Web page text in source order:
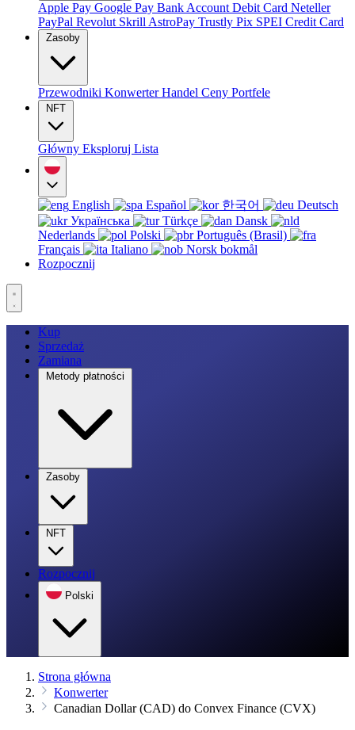
Apple Pay Google Pay Bank Account Debit Card Neteller
PayPal Revolut Skrill AstroPay Trustly Pix SPEI Credit Card
Zasoby
Przewodniki KonwerterHandel Ceny Portfele
NFT
Główny Eksploruj Lista
English Español 한국어
Deutsch
Українська
Türkçe
Dansk
Nederlands
Polski
Português (Brasil)
Français
Italiano
Norsk bokmål
Rozpocznij
Kup
Sprzedaż
Zamiana
Metody płatności
Zasoby
NFT
Rozpocznij
Polski
Strona główna
Konwerter
Canadian Dollar (CAD) do Convex Finance (CVX)